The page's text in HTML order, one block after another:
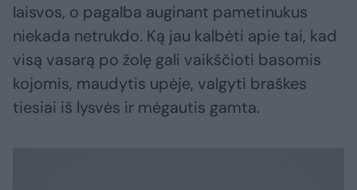
laisvos, o pagalba auginant pametinukus
niekada netrukdo. Ką jau kalbėti apie tai, kad
visą vasarą po žolę gali vaikščioti basomis
kojomis, maudytis upėje, valgyti braškes
tiesiai iš lysvės ir mėgautis gamta.